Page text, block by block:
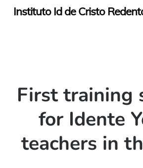
SkipInstituto Id de Cristo
First training
for Idente
teachers in